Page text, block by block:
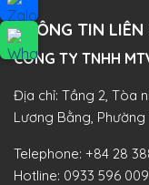
THÔNG TIN LIÊN
CÔNG TY TNHH
Địa chỉ: Tầng 2, Tòa
Lương Bằng, Phường
Telephone: +84 28
Hotline: 0933 596 009